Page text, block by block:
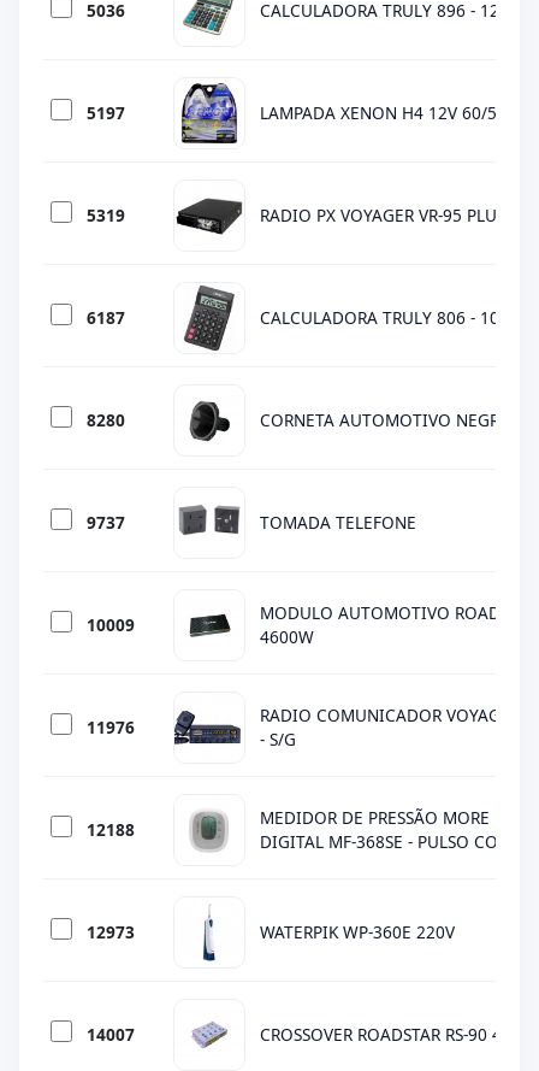
5036 CALCULADORA TRULY 896 - 12
5197 LAMPADA XENON H4 12V 60/55W
5319 RADIO PX VOYAGER VR-95 PLUS
6187 CALCULADORA TRULY 806 - 10
8280 CORNETA AUTOMOTIVO NEGRA (
9737 TOMADA TELEFONE
10009
MODULO AUTOMOTIVO
4600W
11976
RADIO COMUNICADOR VOYAGER
- S/G
12188
MEDIDOR DE PRESSÃO MORE
DIGITAL MF-368SE - PULSO COM
12973 WATERPIK WP-360E 220V
14007 CROSSOVER ROADSTAR RS-90 4VIAS